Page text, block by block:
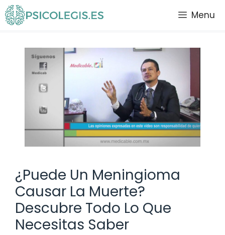
Saltar
al
Menu
¿Puede Un Meningioma
Causar La Muerte?
Descubre Todo Lo Que
Necesitas Saber